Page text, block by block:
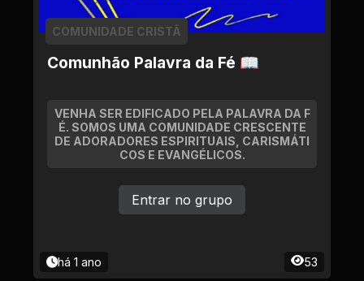
Comunhão Palavra da Fé 📖
COMUNIDADE CRISTÃ
VENHA SER EDIFICADO PELA PALAVRA DA F
É. SOMOS UMA COMUNIDADE CRESCENTE
DE ADORADORES ESPIRITUAIS, CARISMÁTI
COS E EVANGÉLICOS.
há 1 ano 53
Entrar no grupo